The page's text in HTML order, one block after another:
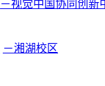
－视觉中国协同创新
－湘湖校区